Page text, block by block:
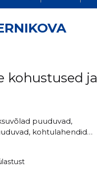
kohustused ja
puuduvad,
kohtulahendid
0 inimest.